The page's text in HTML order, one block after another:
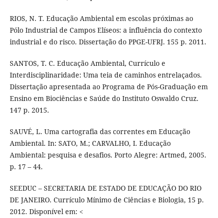
RIOS, N. T. Educação Ambiental em escolas próximas ao
Pólo Industrial de Campos Elíseos: a influência do contexto
industrial e do risco. Dissertação do PPGE-UFRJ. 155 p. 2011.
SANTOS, T. C. Educação Ambiental, Currículo e
Interdisciplinaridade: Uma teia de caminhos entrelaçados.
Dissertação apresentada ao Programa de Pós-Graduação em
Ensino em Biociências e Saúde do Instituto Oswaldo Cruz.
147 p. 2015.
SAUVÉ, L. Uma cartografia das correntes em Educação
Ambiental. In: SATO, M.; CARVALHO, I. Educação
Ambiental: pesquisa e desafios. Porto Alegre: Artmed, 2005.
p. 17 – 44.
SEEDUC – SECRETARIA DE ESTADO DE EDUCAÇÃO DO RIO
DE JANEIRO. Currículo Mínimo de Ciências e Biologia, 15 p.
2012. Disponível em: <